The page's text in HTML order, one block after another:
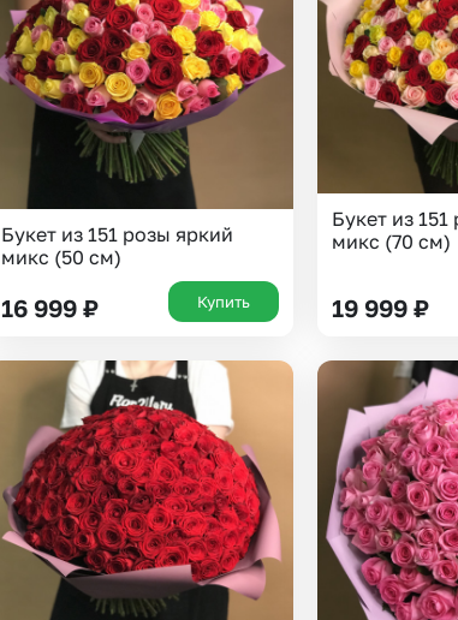
Выберите город доставки
Или выберите из популярных
Москва и МО
Нижний Новгород
Самара
Казань
Уфа
Челябинск
Екатеринбург
Новосибирск
Омск
Волгоград
Воронеж
Букет из 151 розы яркий
микс (50 см)
16 999 ₽ Купить
Букет из
микс (70 см)
19 999 ₽